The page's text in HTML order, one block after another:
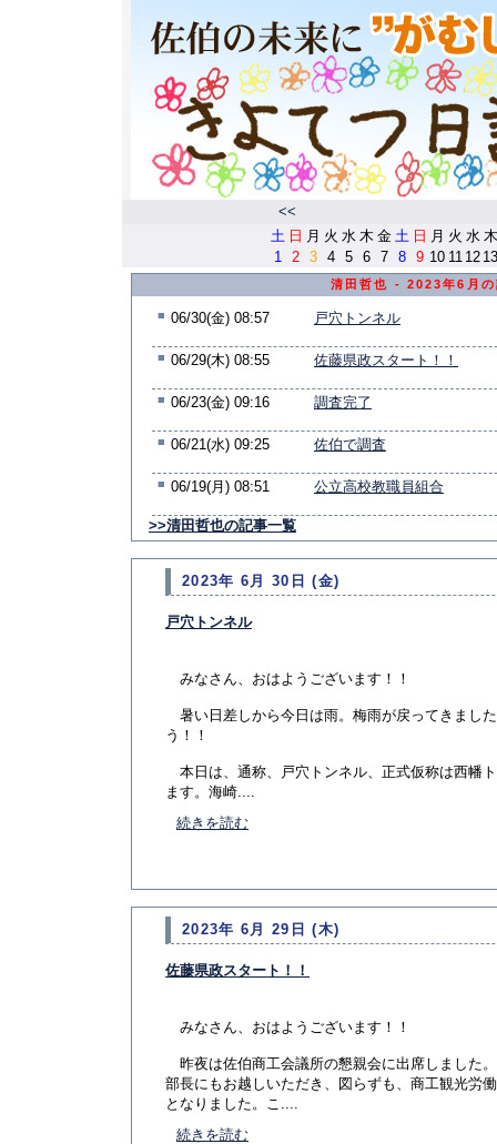
<<
土 日 月 火 水 木 金 土 日 月 火 水 木
1
2 3 4 5 6 7 8 9 10 11 12 13
清田哲也 - 2023年6月の
■ 06/30(金) 08:57 戸穴トンネル
■ 06/29(木) 08:55 佐藤県政スタート！！
■ 06/23(金) 09:16 調査完了
■ 06/21(水) 09:25 佐伯で調査
■ 06/19(月) 08:51 公立高校教職員組合
>>清田哲也の記事一覧
2023年 6月 30日 (金)
戸穴トンネル
みなさん、おはようございます！！
暑い日差しから今日は雨。梅雨が戻ってきまし
う！！
本日は、通称、戸穴トンネル、正式仮称は西幡
ます。海崎....
続きを読む
2023年 6月 29日 (木)
佐藤県政スタート！！
みなさん、おはようございます！！
昨夜は佐伯商工会議所の懇親会に出席しました
部長にもお越しいただき、図らずも、商工観光労
となりました。こ....
続きを読む